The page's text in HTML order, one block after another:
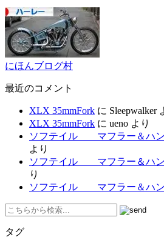
にほんブログ村
最近のコメント
XLX 35mmFork に Sleepwalker
XLX 35mmFork に ueno より
ソフテイル マフラー＆ハン
より
ソフテイル マフラー＆ハン
り
ソフテイル マフラー＆ハン
タグ